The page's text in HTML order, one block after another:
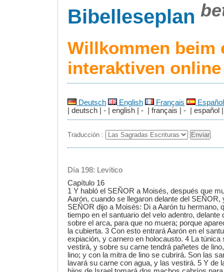
Bibelleseplan
Willkommen beim
interaktiven
Deutsch English Français
Español
| deutsch | - | english | - | français | - | español |
Traducción :
Día 198: Levítico
Capítulo 16
1 Y habló el SEÑOR a Moisés, después que
Aarón, cuando se llegaron delante del SEÑOR,
SEÑOR dijo a Moisés: Di a Aarón tu hermano,
tiempo en el santuario del velo adentro, delante
sobre el arca, para que no muera; porque
la cubierta. 3 Con esto entrará Aarón en el
expiación, y carnero en holocausto. 4 La túnica
vestirá, y sobre su carne tendrá pañetes de
lino; y con la mitra de lino se cubrirá. Son las
lavará su carne con agua, y las vestirá. 5 Y de